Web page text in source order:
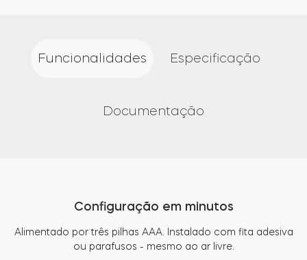
Funcionalidades Especificação
Documentação
Configuração em minutos
Alimentado por três pilhas AAA. Instalado com fita adesiva
ou parafusos - mesmo ao ar livre.